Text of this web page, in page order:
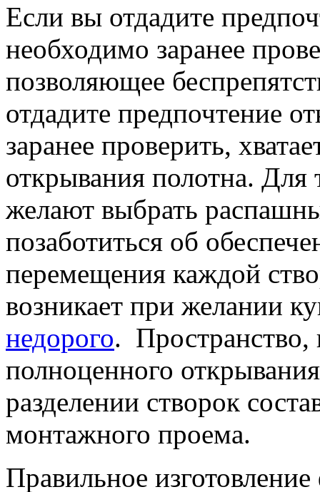
Если вы отдадите
необходимо заранее
позволяющее
отдадите предпочтение
заранее проверить,
открывания полотна. Для
желают выбрать
позаботиться об
перемещения каждой
возникает при желании
недорого. Пространство,
полноценного
разделении створок
монтажного проема.
Правильное